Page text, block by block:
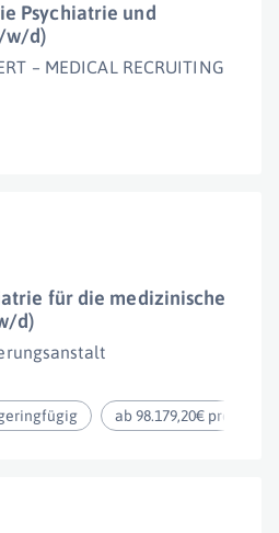
Psychiatrie und
w/d)
– MEDICAL RECRUITING
für die medizinische
d)
ab 98.179,20€ pro Jahr